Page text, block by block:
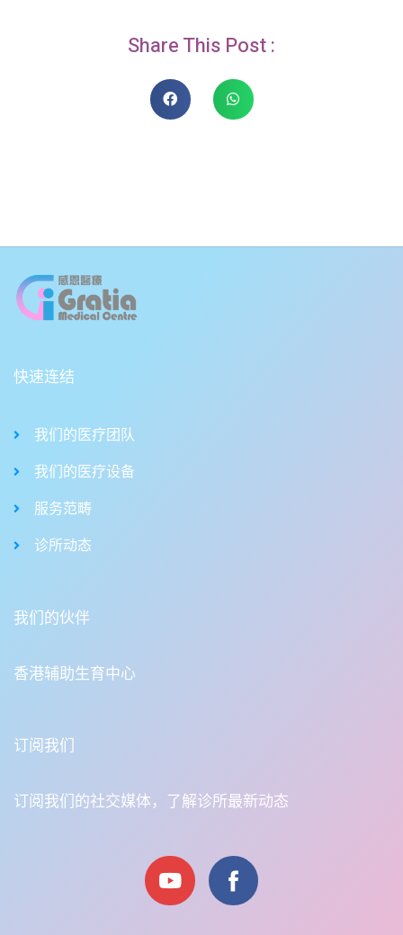
Share This Post :
快速连结
我们的医疗团队
我们的医疗设备
服务范畴
诊所动态
我们的伙伴
香港辅助生育中心
订阅我们
订阅我们的社交媒体，了解诊所最新动态